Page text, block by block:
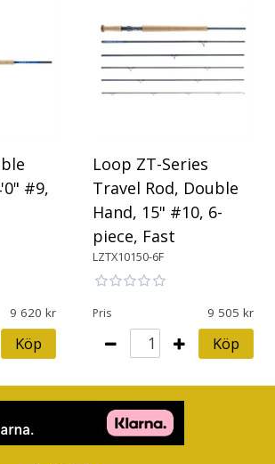
#9,
9 620
Köp
Loop ZT-Series
Travel Rod, Double
Hand, 15" #10, 6-
piece, Fast
LZTX10150-6F
Pris 9 505
Köp